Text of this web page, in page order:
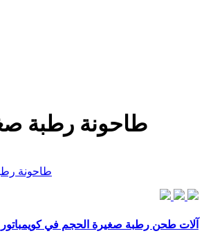
طاحونة رطبة
طاحونة
آلات طحن رطبة صغيرة الحجم في كويمباتور